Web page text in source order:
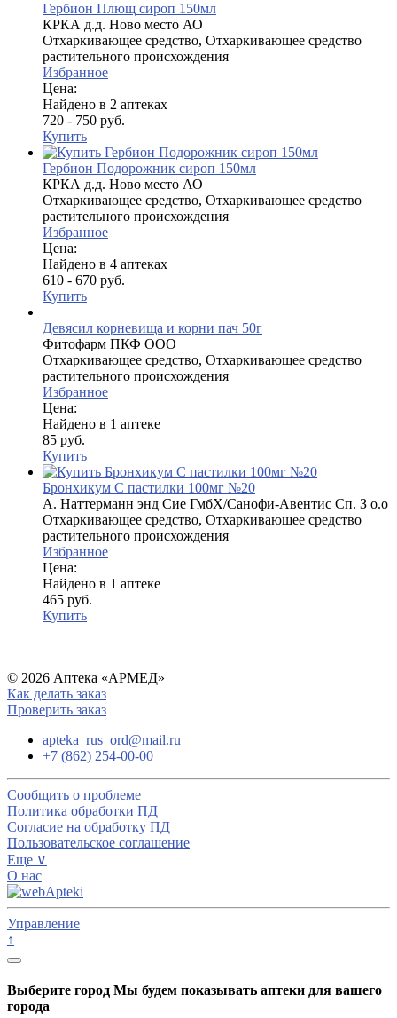
Гербион Плющ сироп 150мл
КРКА д.д. Ново место АО
Отхаркивающее средство, Отхаркивающее средство
растительного происхождения
Избранное
Цена:
Найдено в 2 аптеках
720 - 750 руб.
Купить
Гербион Подорожник сироп 150мл
КРКА д.д. Ново место АО
Отхаркивающее средство, Отхаркивающее средство
растительного происхождения
Избранное
Цена:
Найдено в 4 аптеках
610 - 670 руб.
Купить
Девясил корневища и корни пач 50г
Фитофарм ПКФ ООО
Отхаркивающее средство, Отхаркивающее средство
растительного происхождения
Избранное
Цена:
Найдено в 1 аптеке
85 руб.
Купить
Бронхикум С пастилки 100мг №20
А. Наттерманн энд Сие ГмбХ/Санофи-Авентис Сп. З о.о
Отхаркивающее средство, Отхаркивающее средство
растительного происхождения
Избранное
Цена:
Найдено в 1 аптеке
465 руб.
Купить
© 2026 Аптека «АРМЕД»
Как делать заказ
Проверить заказ
apteka_rus_ord@mail.ru
+7 (862) 254-00-00
Сообщить о проблеме
Политика обработки ПД
Согласие на обработку ПД
Пользовательское соглашение
Еще ∨
О нас
Управление
↑
Выберите город Мы будем показывать аптеки для вашего
города